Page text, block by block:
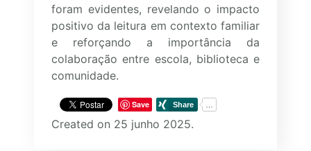
foram evidentes, revelando o impacto
positivo da leitura em contexto familiar
e reforçando a importância da
colaboração entre escola, biblioteca e
comunidade.
Save
Created on 25 junho 2025.